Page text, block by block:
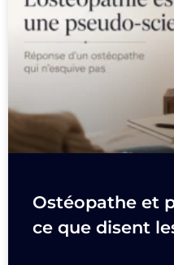
Ostéopathe et
ce que disent